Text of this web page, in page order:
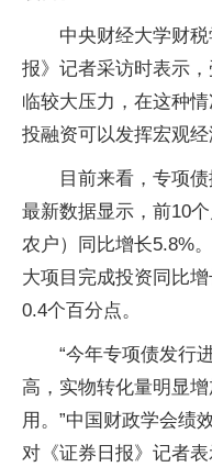
中央财经大学财
报》记者采访时表示
临较大压力，在这种
投融资可以发挥宏观经
目前来看，专项
最新数据显示，前10
农户）同比增长5.8%
大项目完成投资同比
0.4个百分点。
“今年专项债发行
高，实物转化量明显
用。”中国财政学会绩
对《证券日报》记者